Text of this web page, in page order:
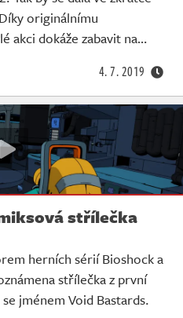
originálnímu
akci dokáže zabavit na…
4. 7. 2019
střílečka
herních sérií Bioshock a
střílečka z první
jménem Void Bastards.